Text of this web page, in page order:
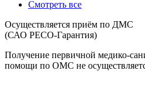
Смотреть все
Осуществляется приём по ДМС
(САО РЕСО-Гарантия)
Получение первичной медико-
помощи по ОМС не